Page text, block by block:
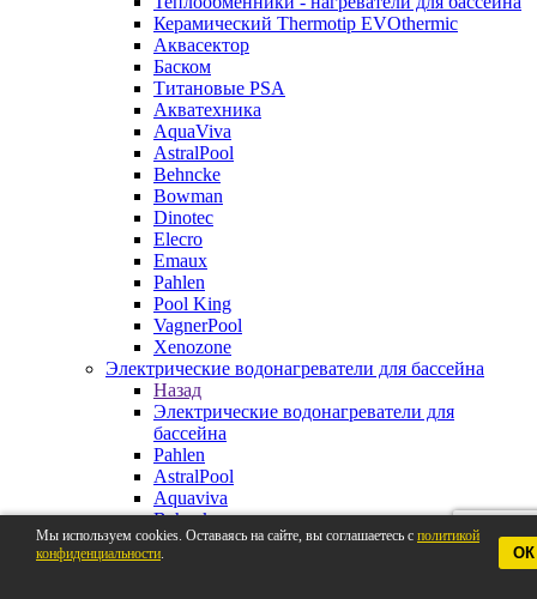
Керамический Thermotip EVOthermic
Аквасектор
Баском
Титановые PSA
Акватехника
AquaViva
AstralPool
Behncke
Bowman
Dinotec
Elecro
Emaux
Pahlen
Pool King
VagnerPool
Xenozone
Электрические водонагреватели для бассейна
Назад
Электрические водонагреватели для
бассейна
Pahlen
AstralPool
Aquaviva
Behncke
BestWay
Elecro
Мы используем cookies. Оставаясь на сайте, вы соглашаетесь с политикой
конфиденциальности. ОК